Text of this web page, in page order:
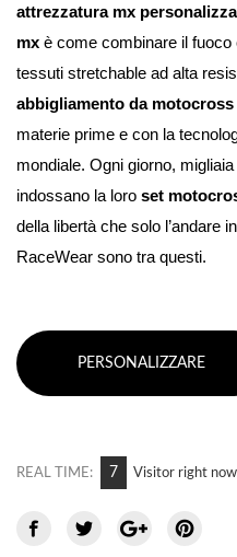
attrezzatura mx
mx è come combinare il
tessuti stretchable ad alta
abbigliamento da motocross
materie prime e con la
mondiale. Ogni giorno,
indossano la loro set
della libertà che solo l’andare
RaceWear sono tra questi.
PERSONALIZZARE
REAL TIME: 7 Visitor right now